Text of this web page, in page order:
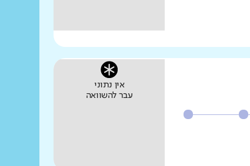
אין נתוני
עבר להשוואה